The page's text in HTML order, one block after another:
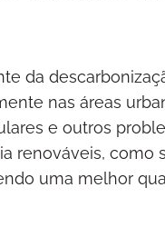
da
nas áreas
e outros
renováveis,
uma melhor